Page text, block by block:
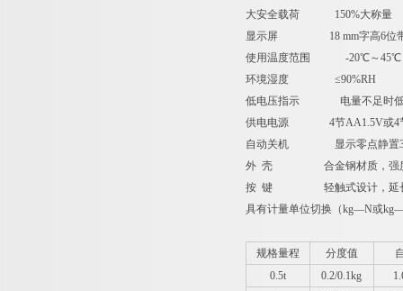
大安全载荷 150%大称量
显示屏 18 mm字高6位带
使用温度范围 -20℃～45℃
环境湿度 ≤90%RH
低电压指示 电量不足时低
供电电源 4节AA1.5V或4节
自动关机 显示零点静置30
外 壳 合金钢材质，强度
按 键 轻触式设计，延长
具有计量单位切换（kg—N或
规格量程 分度值
0.5t
0.2/0.1kg